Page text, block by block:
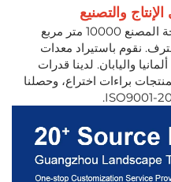
متر مربع
محترف. نقوم باستيراد معدات
واليابان. لدينا قدرات
براءات اختراع، وحصلنا